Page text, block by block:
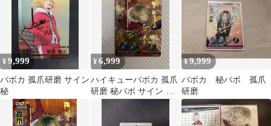
¥9,999
バボカ 孤爪研磨 サイン
秘
¥6,999
ハイキューバボカ 孤爪
研磨 秘バボ サイン ハ
¥9,999
バボカ 秘バボ 孤爪
研磨